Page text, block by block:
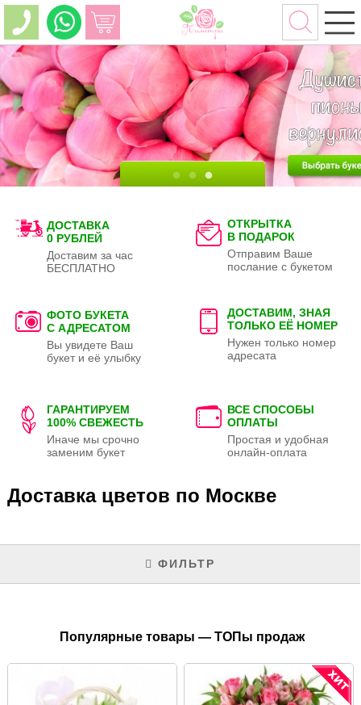
ДОСТАВКА
0 РУБЛЕЙ
Доставим за час
БЕСПЛАТНО
ОТКРЫТКА
В ПОДАРОК
Отправим Ваше
послание с букетом
ФОТО БУКЕТА
С АДРЕСАТОМ
Вы увидете Ваш
букет и её улыбку
ДОСТАВИМ, ЗНАЯ
ТОЛЬКО ЕЁ НОМЕР
Нужен только номер
адресата
ГАРАНТИРУЕМ
100% СВЕЖЕСТЬ
Иначе мы срочно
заменим букет
ВСЕ СПОСОБЫ
ОПЛАТЫ
Простая и удобная
онлайн-оплата
Доставка цветов по Москве
ФИЛЬТР
Популярные товары — ТОПы продаж